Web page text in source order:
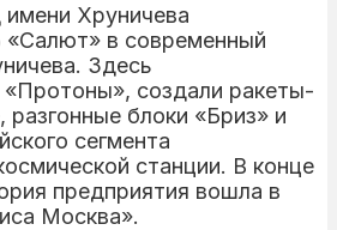
имени Хруничева
«Салют» в современный
Здесь
создали ракеты-
разгонные блоки «Бриз» и
сегмента
станции. В конце
предприятия вошла в
Москва».